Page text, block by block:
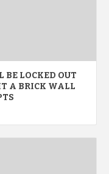
BE LOCKED OUT
A BRICK WALL